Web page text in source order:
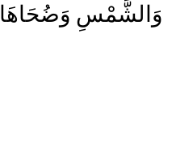
وَالشَّمْسِ وَضُحَاهَا